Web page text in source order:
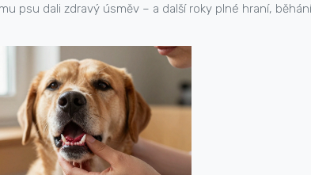
psu dali zdravý úsměv – a další roky plné hraní,